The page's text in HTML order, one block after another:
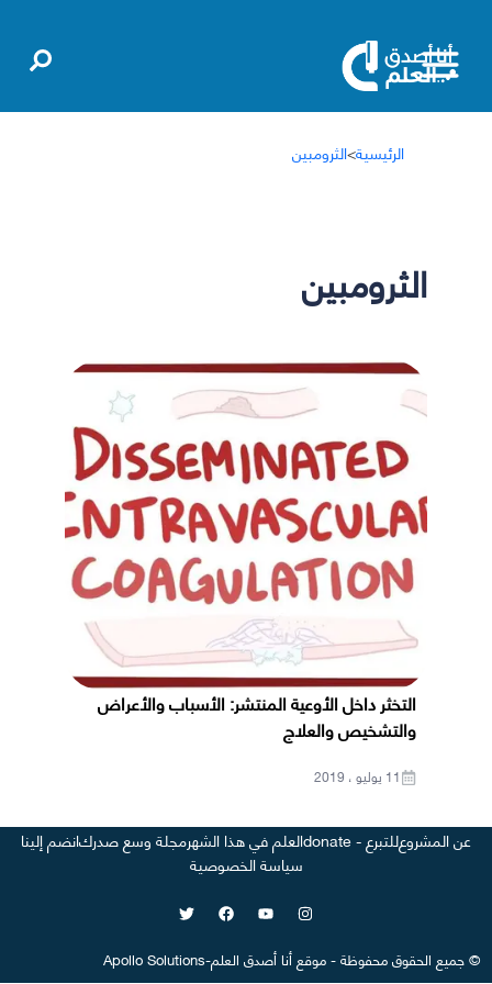
الرئيسية>الثرومبين
الثرومبين
التخثر داخل الأوعية المنتشر: الأسباب والأعراض
والتشخيص والعلاج
11 يوليو ، 2019
عن المشروعللتبرع - donate العلم في هذا الشهرمجلة وسع صدركانضم إلينا
سياسة الخصوصية
©جميع الحقوق محفوظة-موقعأنا أصدق العلم-
Apollo Solutions